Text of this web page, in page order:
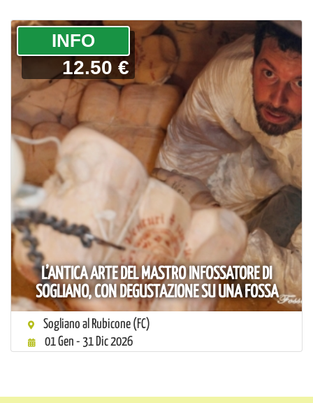
L’ANTICA ARTE DEL MASTRO INFOSSATORE DI
SOGLIANO, CON DEGUSTAZIONE SU UNA FOSSA
­INFO
12.50 €
Sogliano al Rubicone (FC)
01 Gen - 31 Dic 2026